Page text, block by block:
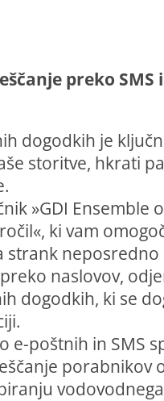
preko SMS
dogodkih je
storitve, hkrati
»GDI Ensemble
ki vam
neposredno
naslovov,
dogodkih, ki se
e-poštnih in SMS
porabnikov